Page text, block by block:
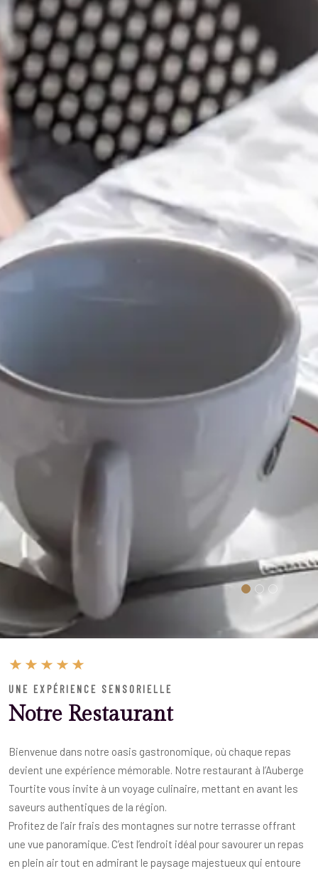
UNE EXPÉRIENCE SENSORIELLE
Notre Restaurant
Bienvenue dans notre oasis gastronomique, où chaque repas
devient une expérience mémorable. Notre restaurant à l’Auberge
Tourtite vous invite à un voyage culinaire, mettant en avant les
saveurs authentiques de la région.
Profitez de l’air frais des montagnes sur notre terrasse offrant
une vue panoramique. C’est l’endroit idéal pour savourer un repas
en plein air tout en admirant le paysage majestueux qui entoure